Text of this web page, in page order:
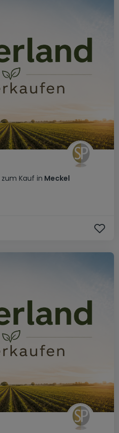
zum Kauf in Meckel